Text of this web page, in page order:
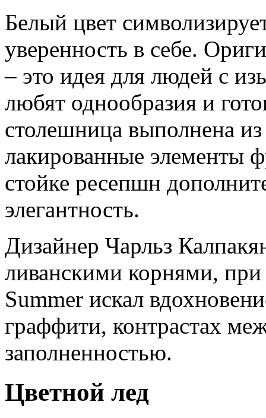
Белый цвет
уверенность в себе.
– это идея для людей с
любят однообразия и
столешница выполнена
лакированные элементы
стойке ресепшн
элегантность.
Дизайнер Чарльз
ливанскими корнями,
Summer искал
граффити, контрастах
заполненностью.
Цветной лед